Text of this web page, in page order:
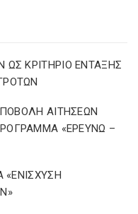
ΚΡΙΤΗΡΙΟ ΕΝΤΑΞΗΣ
ΑΙΤΗΣΕΩΝ
«ΕΡΕΥΝΩ –
«ΕΝΙΣΧΥΣΗ